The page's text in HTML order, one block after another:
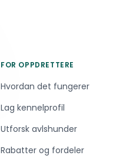
FOR OPPDRETTERE
Hvordan det fungerer
Lag kennelprofil
Utforsk avlshunder
Rabatter og fordeler